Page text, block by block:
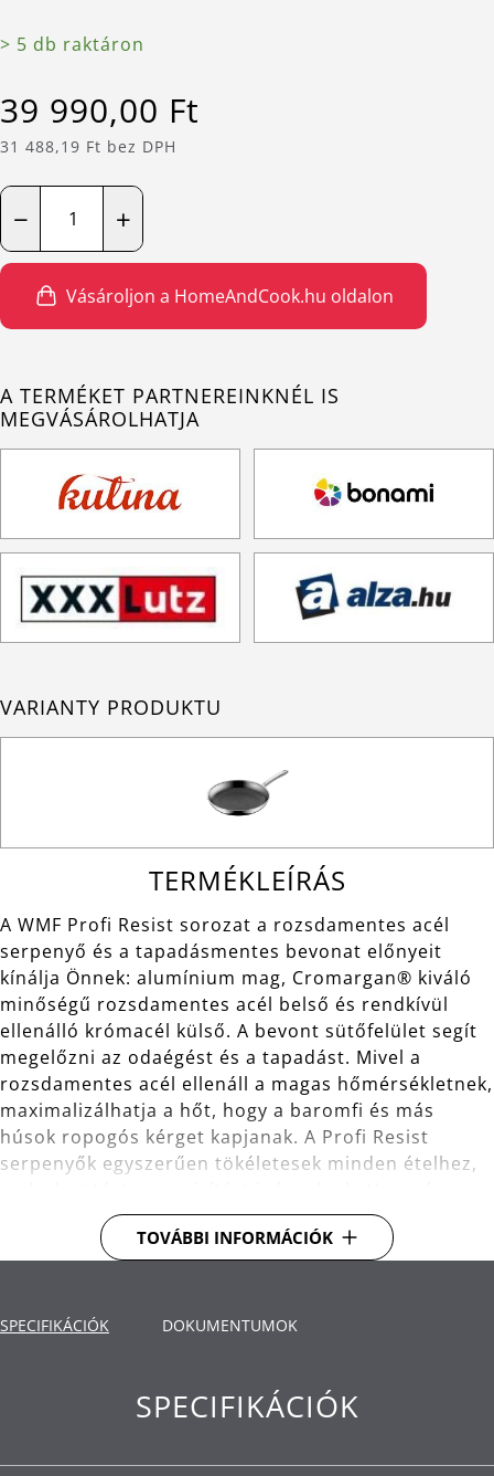
> 5 db raktáron
39 990,00 Ft
31 488,19 Ft bez DPH
+
−
Vásároljon a HomeAndCook.hu oldalon
A TERMÉKET PARTNEREINKNÉL IS
MEGVÁSÁROLHATJA
VARIANTY PRODUKTU
TERMÉKLEÍRÁS
A WMF Profi Resist sorozat a rozsdamentes acél
serpenyő és a tapadásmentes bevonat előnyeit
kínálja Önnek: alumínium mag, Cromargan® kiváló
minőségű rozsdamentes acél belső és rendkívül
ellenálló krómacél külső. A bevont sütőfelület segít
megelőzni az odaégést és a tapadást. Mivel a
rozsdamentes acél ellenáll a magas hőmérsékletnek,
maximalizálhatja a hőt, hogy a baromfi és más
húsok ropogós kérget kapjanak. A Profi Resist
serpenyők egyszerűen tökéletesek minden ételhez,
évekig élvezheti edényeit, mivel a minőségi
rozsdamentes acélból készült méhsejt alakú
anyaga azt jelenti, hogy egyenletesen eloszlatják a
is. Az elegánsan kialakított kollekció kiváló minőségű
TOVÁBBI INFORMÁCIÓK
SPECIFIKÁCIÓK DOKUMENTUMOK
SPECIFIKÁCIÓK